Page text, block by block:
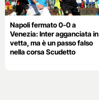
Napoli fermato 0-0 a
Venezia: Inter agganciata in
vetta, ma è un passo falso
nella corsa Scudetto